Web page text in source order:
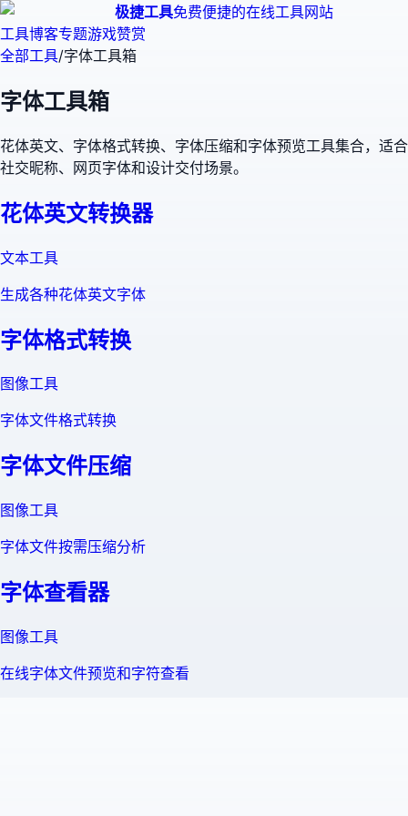
极捷工具免费便捷的在线工具网站
工具博客专题游戏赞赏
全部工具/字体工具箱
字体工具箱
花体英文、字体格式转换、字体压缩和字体预览工具集合，适合
社交昵称、网页字体和设计交付场景。
花体英文转换器
文本工具
生成各种花体英文字体
字体格式转换
图像工具
字体文件格式转换
字体文件压缩
图像工具
字体文件按需压缩分析
字体查看器
图像工具
在线字体文件预览和字符查看